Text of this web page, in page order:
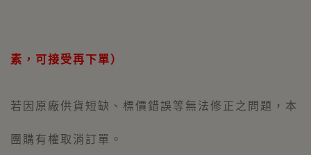
素，可接受再下單）
若因原廠供貨短缺、標價 錯誤等無法修正之問題，本
團購有權取消訂單。